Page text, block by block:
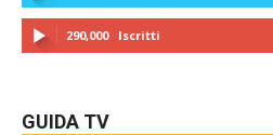
290,000 Iscritti
GUIDA TV